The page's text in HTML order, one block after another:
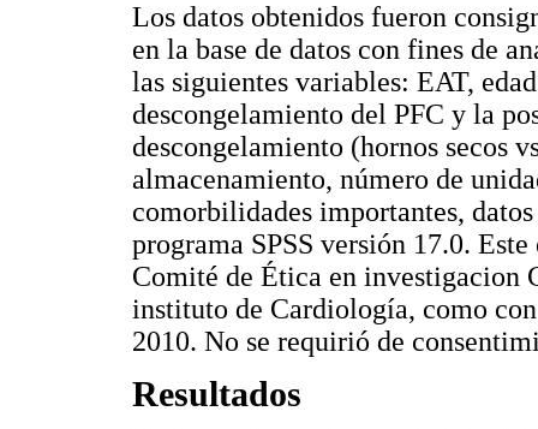
Los datos obtenidos fueron
en la base de datos con fines de
las siguientes variables: EAT,
descongelamiento del PFC y la
descongelamiento (hornos secos
almacenamiento, número de
comorbilidades importantes,
programa SPSS versión 17.0.
Comité de Ética en
instituto de Cardiología, como
2010. No se requirió de
Resultados